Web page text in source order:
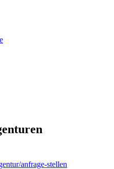
anfrage-stellen